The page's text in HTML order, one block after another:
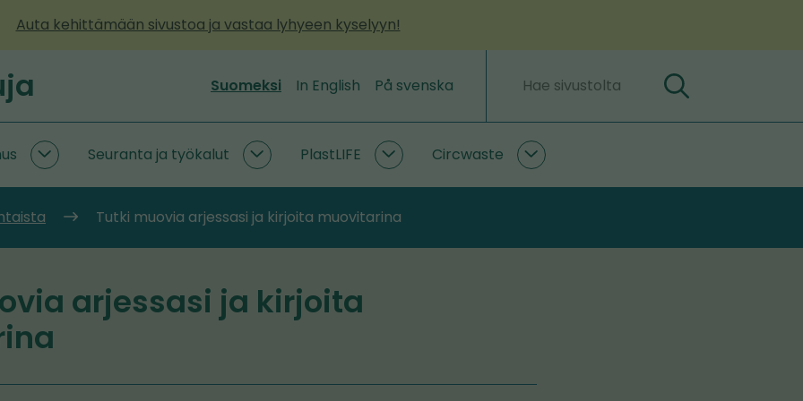
Auta kehittämään sivustoa ja vastaa lyhyeen kyselyyn!
Suomeksi In English På svenska Hakusanat Hae
Kiertotaloustutkimus
alasivut
Seuranta ja työkalut
Seuranta
ja
alasivut
PlastLIFE
PlastLIFE
alasivut
Circwaste
Circwaste
alasivut
Tutki muovia arjessasi ja kirjoita muovitarina
arjessasi ja kirjoita